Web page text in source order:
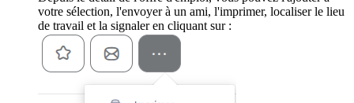
votre sélection, l'envoyer à un ami, l'imprimer, localiser le lieu
de travail et la signaler en cliquant sur :